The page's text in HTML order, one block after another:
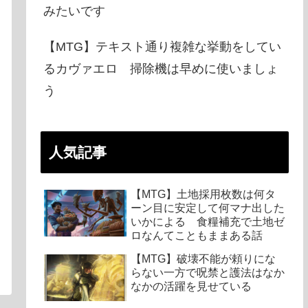
みたいです
【MTG】テキスト通り複雑な挙動をしてい
るカヴァエロ 掃除機は早めに使いましょ
う
人気記事
【MTG】土地採用枚数は何タ
ーン目に安定して何マナ出した
いかによる 食糧補充で土地ゼ
ロなんてこともままある話
【MTG】破壊不能が頼りにな
らない一方で呪禁と護法はなか
なかの活躍を見せている